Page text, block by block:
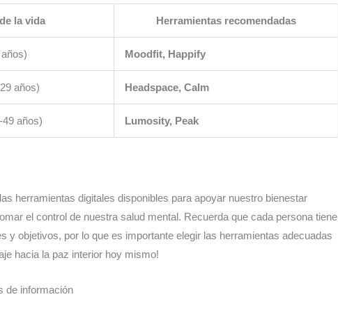
la vida Herramientas recomendadas
Moodfit, Happify
años) Headspace, Calm
años) Lumosity, Peak
herramientas digitales disponibles para apoyar nuestro bienestar
el control de nuestra salud mental. Recuerda que cada persona tiene
y objetivos, por lo que es importante elegir las herramientas adecuadas
hacia la paz interior hoy mismo!
de información